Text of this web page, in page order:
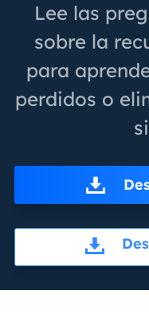
Lee las
sobre la
para
perdidos o